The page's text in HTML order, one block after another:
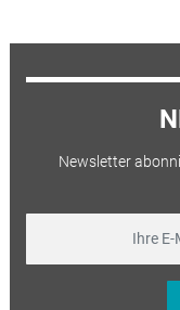
Newsletter